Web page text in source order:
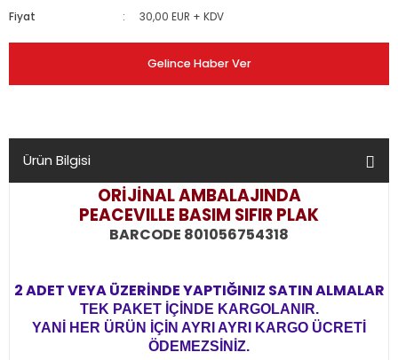
Fiyat
30,00 EUR + KDV
Gelince Haber Ver
Ürün Bilgisi
ORİJİNAL AMBALAJINDA
PEACEVILLE BASIM SIFIR PLAK
BARCODE 801056754318
2 ADET VEYA ÜZERİNDE YAPTIĞINIZ SATIN ALMALAR
TEK PAKET İÇİNDE KARGOLANIR.
YANİ HER ÜRÜN İÇİN AYRI AYRI KARGO ÜCRETİ
ÖDEMEZSİNİZ.